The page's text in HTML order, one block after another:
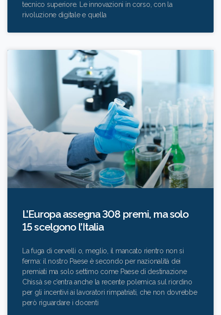
tecnico superiore. Le innovazioni in corso, con la
rivoluzione digitale e quella
L’Europa assegna 308 premi, ma solo
15 scelgono l’Italia
La fuga di cervelli o, meglio, il mancato rientro non si
ferma: il nostro Paese è secondo per nazionalità dei
premiati ma solo settimo come Paese di destinazione
Chissà se c’entra anche la recente polemica sul riordino
per gli incentivi ai lavoratori rimpatriati, che non dovrebbe
però riguardare i docenti